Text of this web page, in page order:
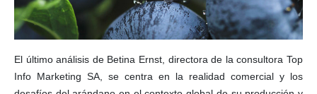
El último análisis de Betina Ernst, directora de la consultora Top
Info Marketing SA, se centra en la realidad comercial y los